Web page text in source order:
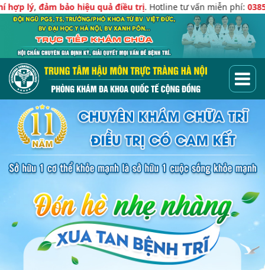
bảo hiệu quả điều trị. Hotline tư vấn miễn phí:0385.999.193-